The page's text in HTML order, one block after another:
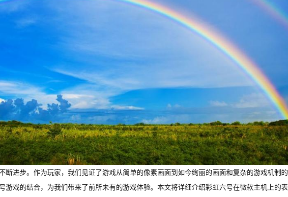
断进步。作为玩家，我们见证了游戏从简单的像素画面到如今绚丽的画面和复杂的游戏机制
游戏的结合，为我们带来了前所未有的游戏体验。本文将详细介绍彩虹六号在微软主机上的